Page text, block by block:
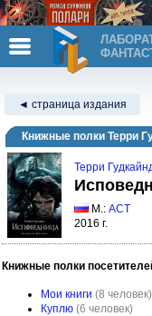
◄ страница издания
Книжные полки Терри
Терри
М.: АСТ
2016 г.
Книжные полки
Мои книги (8 человек)
Куплю (6 человек)